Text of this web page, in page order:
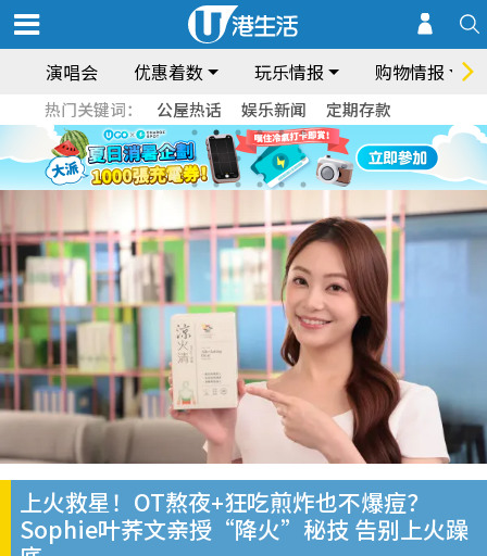
演唱会 优惠着数 玩乐情报 购物情报
热门关键词： 公屋热话 娱乐新闻 定期存款
上火救星！OT熬夜+狂吃煎炸也不爆痘？
Sophie叶荞文亲授“降火”秘技 告别上火躁